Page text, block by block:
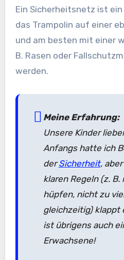
Ein Sicherheitsnetz ist
das Trampolin auf einer
und am besten mit einer
B. Rasen oder
werden.
Meine Erfahrung:
Unsere Kinder
Anfangs hatte ich
derSicherheit,
klaren Regeln (z.
hüpfen, nicht zu
gleichzeitig) klappt
ist übrigens auch
Erwachsene!